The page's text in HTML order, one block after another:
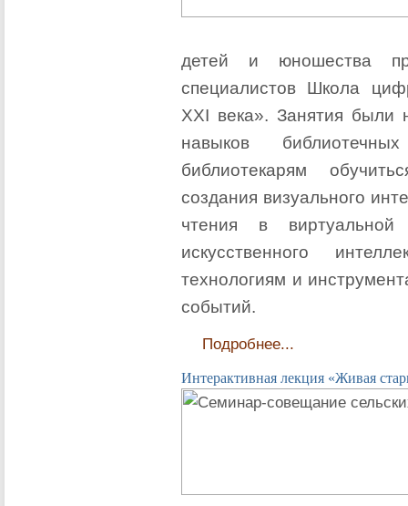
детей и юношества
специалистов Школа
ХХI века». Занятия были
навыков
библиотекарям
создания визуального
чтения в
искусственного
технологиям и
событий.
Подробнее...
Интерактивная лекция «Живая